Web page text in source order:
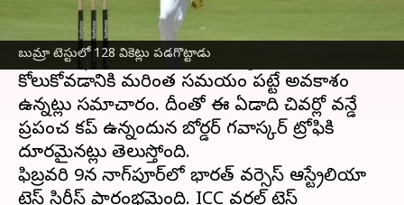
బుమ్రా టెస్టులో 128 వికెట్లు పడగొట్టాడు
టీమ్ ఇండియాకు మరో ఎదురుదెబ్బ తగిలింది.
ఆస్ట్రేలియాతో జరిగే చివరి రెండు టెస్టులకు యార్కర్ల
కింగ్జస్ప్రీత్ బుమ్రాదూరమయ్యాడు. బుమ్రా
కోలుకోవడానికి మరింత సమయం పట్టే అవకాశం
ఉన్నట్లు సమాచారం. దీంతో ఈ ఏడాది చివర్లో వన్డే
ప్రపంచ కప్ ఉన్నందున బోర్డర్ గవాస్కర్ ట్రోఫికి
దూరమైనట్లు తెలుస్తోంది.
ఫిబ్రవరి 9న నాగ్‌పూర్‌లో భారత్ వర్సెస్ ఆస్ట్రేలియా